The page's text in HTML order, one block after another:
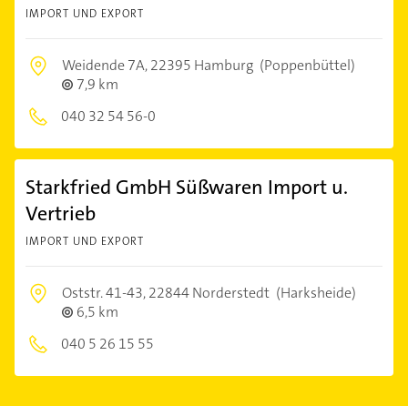
IMPORT UND EXPORT
Weidende 7A,22395 Hamburg (Poppenbüttel)
7,9 km
040 32 54 56-0
Starkfried GmbH Süßwaren Import u.
Vertrieb
IMPORT UND EXPORT
Oststr. 41-43,22844 Norderstedt (Harksheide)
6,5 km
040 5 26 15 55